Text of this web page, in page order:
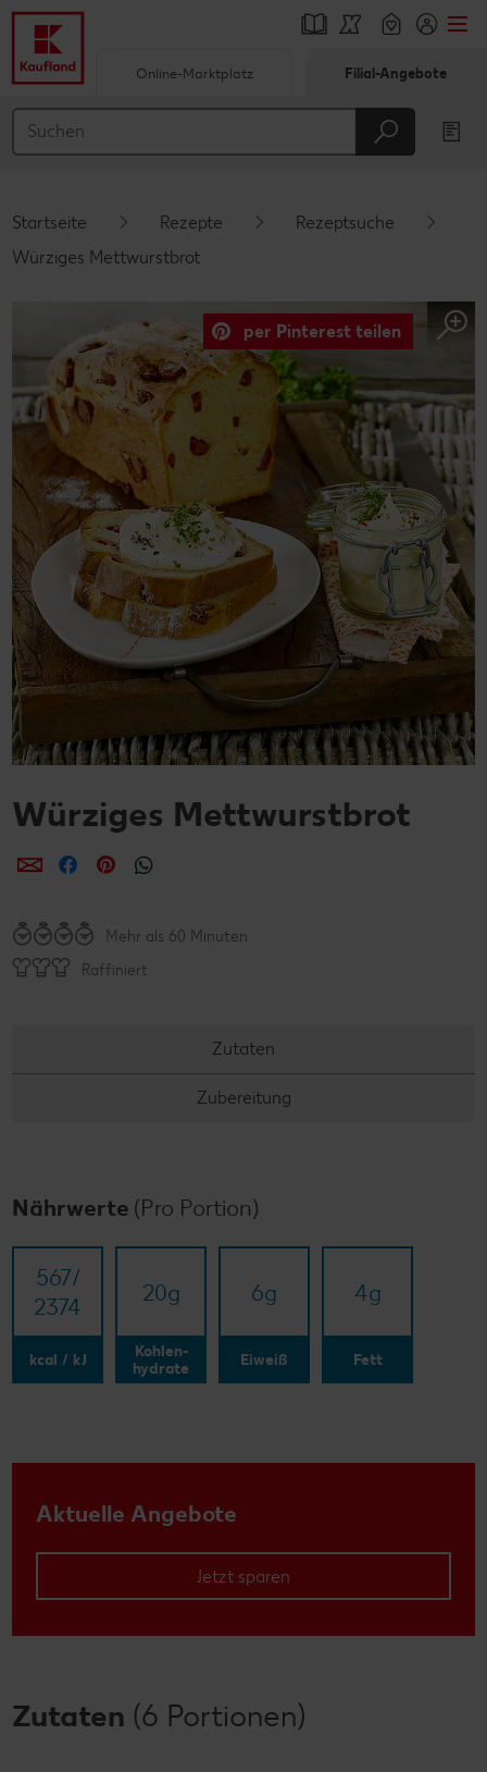
Hauptinhalt
Schwebender Seitenbereich
Online-Marktplatz Filial-Angebote
Startseite Rezepte
Rezeptsuche
Würziges Mettwurstbrot
per Pinterest teilen
Würziges Mettwurstbrot
per E-Mail teilen
per Facebook teilen
per Pinterest teilen
Mehr als 60 Minuten
Raffiniert
Zutaten
Zubereitung
Nährwerte (Pro Portion)
567/​
2374
kcal / kJ
20g
Kohlen-
hydrate
6g
Eiweiß
4g
Fett
Aktuelle Angebote
Jetzt sparen
Zutaten (6 Portionen)